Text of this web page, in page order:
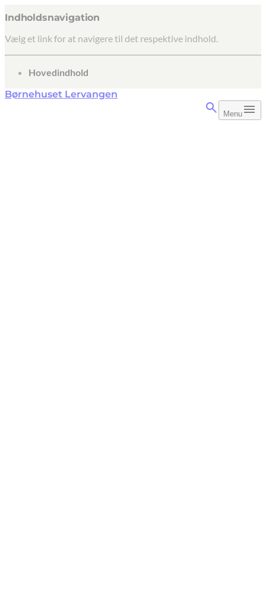
Indholdsnavigation
Vælg et link for at navigere til det respektive indhold.
gå til
Hovedindhold
Børnehuset Lervangen
Menu